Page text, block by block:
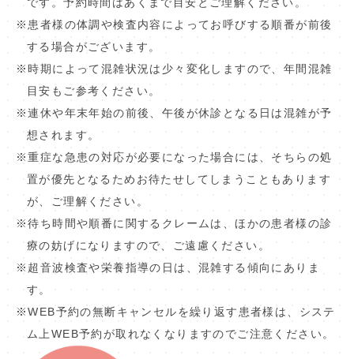
です。予約時間はあくまで目安とご理解ください。
※患者様の体調や検査内容によってお呼びする順番が前後
する場合がございます。
※時期によって混雑状況は少々変化しますので、年間混雑
目安もご参考ください。
※連休や年末年始の前後、午後が休診となる日は混雑が予
想されます。
※重症な急患の対応が必要になった場合には、そちらの処
置が優先となるためお待たせしてしまうこともあります
が、ご理解ください。
※待ち時間や順番に関するクレームは、ほかの患者様の診
療の妨げになりますので、ご遠慮ください。
※超音波検査や栄養指導の日は、混雑する傾向にありま
す。
※WEB予約の無断キャンセルを繰り返す患者様は、システ
ム上WEB予約が取れなくなりますのでご注意ください。